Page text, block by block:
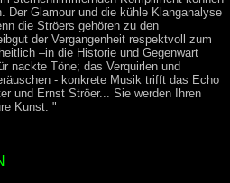
Der Glamour und die kühle Klanganalyse
die Ströers gehören zu den
der Vergangenheit respektvoll zum
–in die Historie und Gegenwart
nackte Töne; das Verquirlen und
- konkrete Musik trifft das Echo
und Ernst Ströer... Sie werden Ihren
Kunst. "